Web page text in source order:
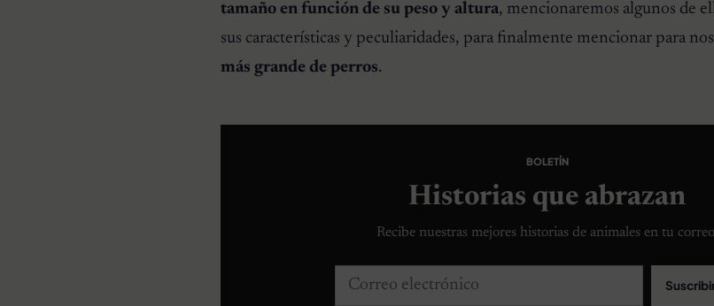
tamaño en función de su peso y altura, mencionaremos algunos de
sus características y peculiaridades, para finalmente mencionar para
más grande de perros.
BOLETÍN
Historias que abrazan
Recibe nuestras mejores historias de animales en tu
Correo electrónico